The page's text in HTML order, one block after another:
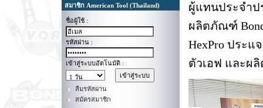
สมาชิก American Tool (Thailand)
ชื่อผู้ใช้ :
รหัสผ่าน :
เข้าสู่ระบบอัตโนมัติ :
ลืมรหัสผ่าน
สมัครสมาชิก
ผู้แทนประจำป
ผลิตภัณฑ์
HexPro ประแ
ตัวเอฟ และผ